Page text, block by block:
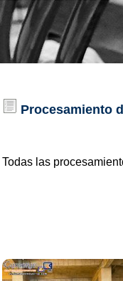
Procesamiento
Todas las